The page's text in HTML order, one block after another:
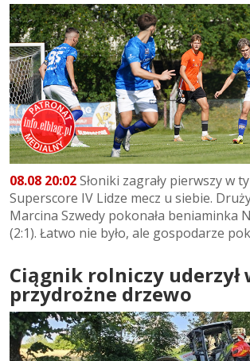
08.08 20:02Słoniki zagrały pierwszy w
Superscore IV Lidze mecz u siebie.
Marcina Szwedy pokonała beniaminka
(2:1). Łatwo nie było, ale gospodarze
Ciągnik rolniczy uderzył
przydrożne drzewo